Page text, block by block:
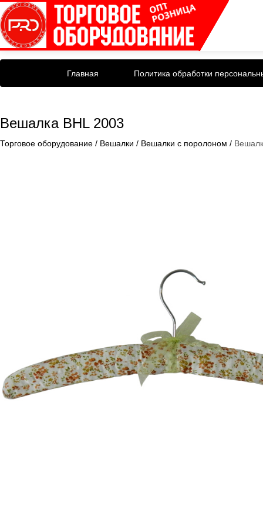
Главная Политика обработки
Вешалка BHL 2003
Торговое оборудование / Вешалки / Вешалки с поролоном /